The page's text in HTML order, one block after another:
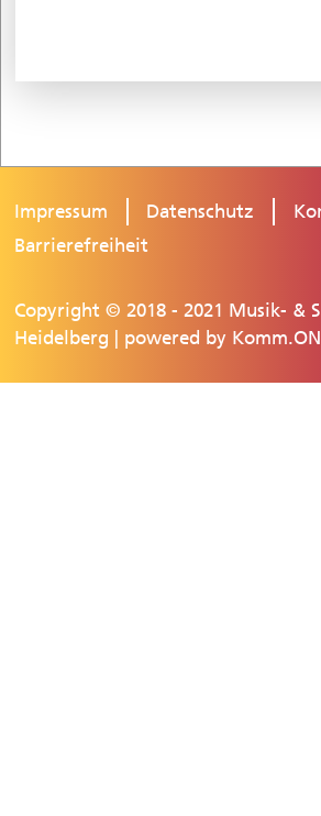
Impressum Datenschutz
Barrierefreiheit
Copyright © 2018 - 2021 Musik- &
Heidelberg | powered by